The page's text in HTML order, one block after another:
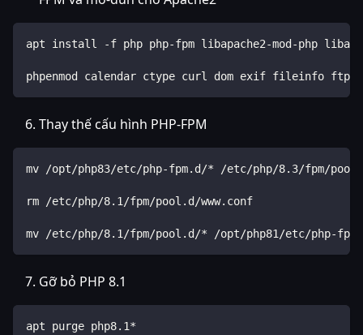
apt install -f php php-fpm libapache2-mod-php
phpenmod calendar ctype curl dom exif fileinfo ftp
Thay thế cấu hình PHP-FPM
mv /opt/php83/etc/php-fpm.d/* /etc/php/8.3/fpm/
rm /etc/php/8.1/fpm/pool.d/www.conf
mv /etc/php/8.1/fpm/pool.d/* /opt/php81/etc/php-
Gỡ bỏ PHP 8.1
apt purge php8.1*